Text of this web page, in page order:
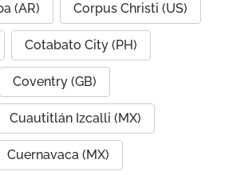
(AR) Corpus Christi (US)
Cotabato City (PH)
Coventry (GB)
Cuautitlán Izcalli (MX)
Cuernavaca (MX)